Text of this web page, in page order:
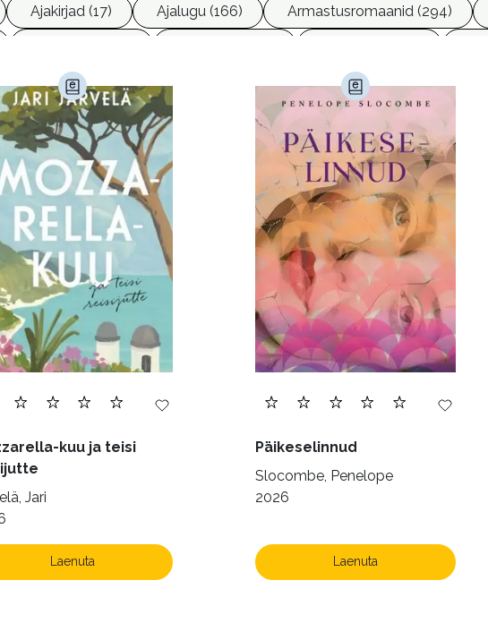
Ajakirjad (17) Ajalugu (166) Armastusromaanid (294)
(23) Krimi ja põnevik (1286)
(581) Loodus (53) Loodusteadus (32)
Perioodika (15) Psühholoogia (187) Rahandus (46)
(6) Telekommunikatsioon (9) Tervis (147)
Transport
Õigus (22) Õppekirjandus (48) Ühiskond (168)
kuu ja teisi
Jari
Laenuta
Päikeselinnud
Slocombe, Penelope
2026
Laenuta